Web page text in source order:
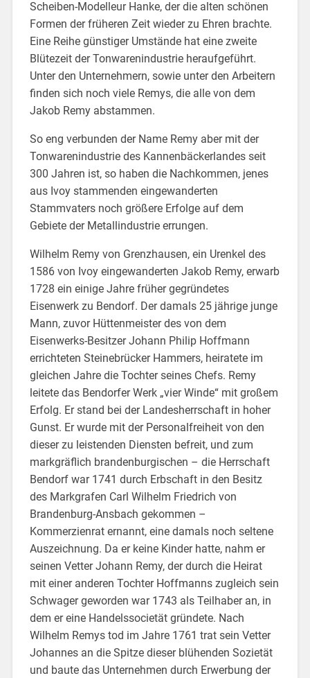
Scheiben-Modelleur Hanke, der die alten schönen
Formen der früheren Zeit wieder zu Ehren brachte.
Eine Reihe günstiger Umstände hat eine zweite
Blütezeit der Tonwarenindustrie heraufgeführt.
Unter den Unternehmern, sowie unter den Arbeitern
finden sich noch viele Remys, die alle von dem
Jakob Remy abstammen.
So eng verbunden der Name Remy aber mit der
Tonwarenindustrie des Kannenbäckerlandes seit
300 Jahren ist, so haben die Nachkommen, jenes
aus Ivoy stammenden eingewanderten
Stammvaters noch größere Erfolge auf dem
Gebiete der Metallindustrie errungen.
Wilhelm Remy von Grenzhausen, ein Urenkel des
1586 von Ivoy eingewanderten Jakob Remy, erwarb
1728 ein einige Jahre früher gegründetes
Eisenwerk zu Bendorf. Der damals 25 jährige junge
Mann, zuvor Hüttenmeister des von dem
Eisenwerks-Besitzer Johann Philip Hoffmann
errichteten Steinebrücker Hammers, heiratete im
gleichen Jahre die Tochter seines Chefs. Remy
leitete das Bendorfer Werk „vier Winde“ mit großem
Erfolg. Er stand bei der Landesherrschaft in hoher
Gunst. Er wurde mit der Personalfreiheit von den
dieser zu leistenden Diensten befreit, und zum
markgräflich brandenburgischen – die Herrschaft
Bendorf war 1741 durch Erbschaft in den Besitz
des Markgrafen Carl Wilhelm Friedrich von
Brandenburg-Ansbach gekommen –
Kommerzienrat ernannt, eine damals noch seltene
Auszeichnung. Da er keine Kinder hatte, nahm er
seinen Vetter Johann Remy, der durch die Heirat
mit einer anderen Tochter Hoffmanns zugleich sein
Schwager geworden war 1743 als Teilhaber an, in
dem er eine Handelssocietät gründete. Nach
Wilhelm Remys tod im Jahre 1761 trat sein Vetter
Johannes an die Spitze dieser blühenden Sozietät
und baute das Unternehmen durch Erwerbung der